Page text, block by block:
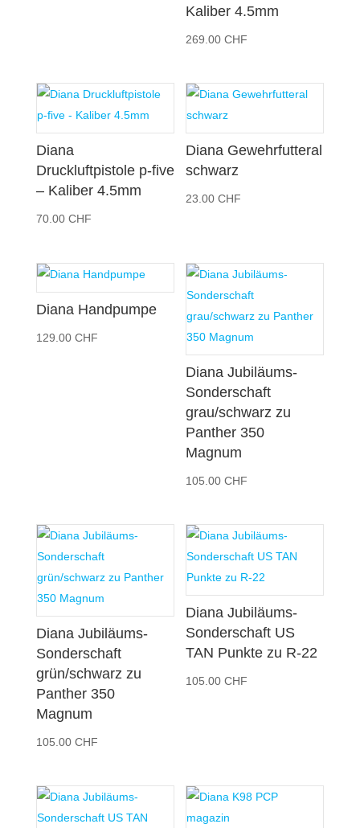
255.00 CHF
Kaliber 4.5mm
269.00CHF
Diana
Druckluftpistole p-five
– Kaliber 4.5mm
70.00 CHF
Diana Gewehrfutteral
schwarz
23.00CHF
Diana Handpumpe
129.00 CHF
Diana Jubiläums-
Sonderschaft
grau/schwarz zu
Panther 350
Magnum
105.00CHF
Diana Jubiläums-
Sonderschaft
grün/schwarz zu
Panther 350
Magnum
105.00 CHF
Diana Jubiläums-
Sonderschaft US
TAN Punkte zu R-22
105.00CHF